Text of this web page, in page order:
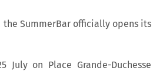
the SummerBar officially opens its
July on Place Grande-Duchesse